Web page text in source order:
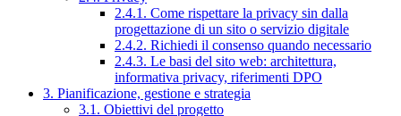
2.4.1. Come rispettare la privacy sin dalla
progettazione di un sito o servizio digitale
2.4.2. Richiedi il consenso quando necessario
2.4.3. Le basi del sito web: architettura,
informativa privacy, riferimenti DPO
3. Pianificazione, gestione e strategia
3.1. Obiettivi del progetto